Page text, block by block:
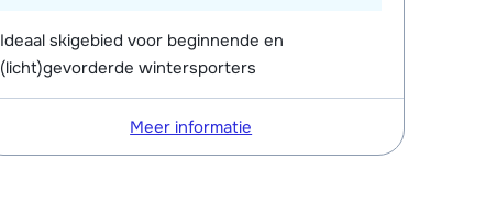
Ideaal skigebied voor beginnende en
(licht)gevorderde wintersporters
Meer informatie